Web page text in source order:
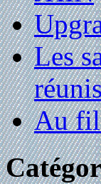
Les
Au fil